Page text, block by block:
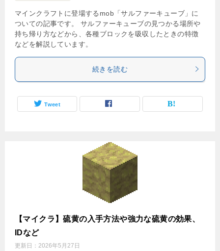
マインクラフトに登場するmob「サルファーキューブ」に
ついての記事です。 サルファーキューブの見つかる場所や
持ち帰り方などから、各種ブロックを吸収したときの特徴
などを解説しています。
続きを読む
Tweet
【マイクラ】硫黄の入手方法や強力な硫黄の効果、
IDなど
更新日： 2026年5月27日